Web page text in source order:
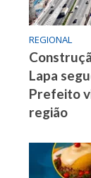
REGIONAL
Lapa
Prefeito
região